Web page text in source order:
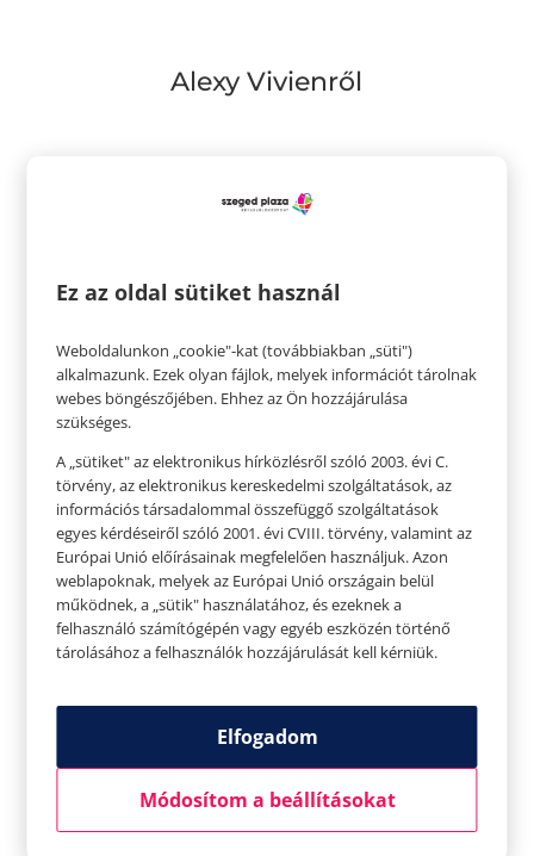
Alexy Vivienről
Bogár-Alexy Vivien a Budapesti Corvinus
Egyetemen végezett Kommunikátor
Közgazdászként, és később Marketing
Igazgató állását hagyta ott a blogért és a
YouTubért. A 2018-as Cosmopolitan Blogger
Days díjátadóján elnyerte a Közönség
Kedvence díjat, amellyel együttjárt a
magyar influencerként
Ez az oldal sütiket használ
Weboldalunkon „cookie"-kat (továbbiakban „süti")
alkalmazunk. Ezek olyan fájlok, melyek információt tárolnak
webes böngészőjében. Ehhez az Ön hozzájárulása
szükséges.
A „sütiket" az elektronikus hírközlésről szóló 2003. évi C.
törvény, az elektronikus kereskedelmi szolgáltatások, az
információs társadalommal összefüggő szolgáltatások
egyes kérdéseiről szóló 2001. évi CVIII. törvény, valamint az
Európai Unió előírásainak megfelelően használjuk. Azon
weblapoknak, melyek az Európai Unió országain belül
működnek, a „sütik" használatához, és ezeknek a
felhasználó számítógépén vagy egyéb eszközén történő
tárolásához a felhasználók hozzájárulását kell kérniük.
Elfogadom
Módosítom a beállításokat